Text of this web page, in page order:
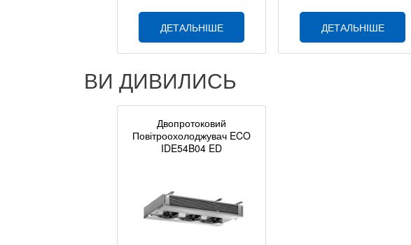
ДЕТАЛЬНІШЕ ДЕТАЛЬНІШЕ
ВИ ДИВИЛИСЬ
Двопротоковий
Повітроохолоджувач ECO
IDE54B04 ED